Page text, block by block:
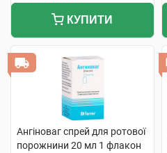
КУПИТИ
Ангіноваг спрей для ротової
порожнини 20 мл 1 флакон